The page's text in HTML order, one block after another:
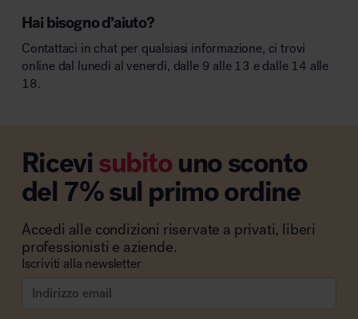
Hai bisogno d’aiuto?
Contattaci in chat per qualsiasi informazione, ci trovi
online dal lunedì al venerdì, dalle 9 alle 13 e dalle 14 alle
18.
Ricevisubitouno sconto
del 7% sul primo ordine
Accedi alle condizioni riservate a privati, liberi
professionisti e aziende.
Iscriviti alla newsletter